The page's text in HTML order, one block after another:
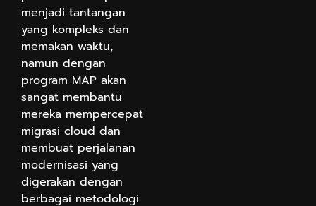
menjadi tantangan
yang kompleks dan
memakan waktu,
namun dengan
program MAP akan
sangat membantu
mereka mempercepat
migrasi cloud dan
membuat perjalanan
modernisasi yang
digerakan dengan
berbagai metodologi